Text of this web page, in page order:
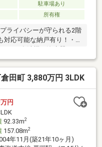
駐車場あり
所有権
ライバシーが守られる2階
対応可能な納戸有り！・全
からポカポカ床暖房
内の便利な立地！▽アク
数路線利用可能「戸塚」
分 停歩3分「スーモを見
ズにご案内できます！資
880-258(通話無料)までお
田町 3,880万円 3LDK
万円
92.33m2
157.08m2
年11月(築21年10ヶ月)